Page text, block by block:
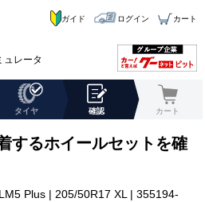
ュレータ
ガイド ログイン カート
タイヤ 確認 カート
するホイールセットを確
Plus | 205/50R17 XL | 355194-